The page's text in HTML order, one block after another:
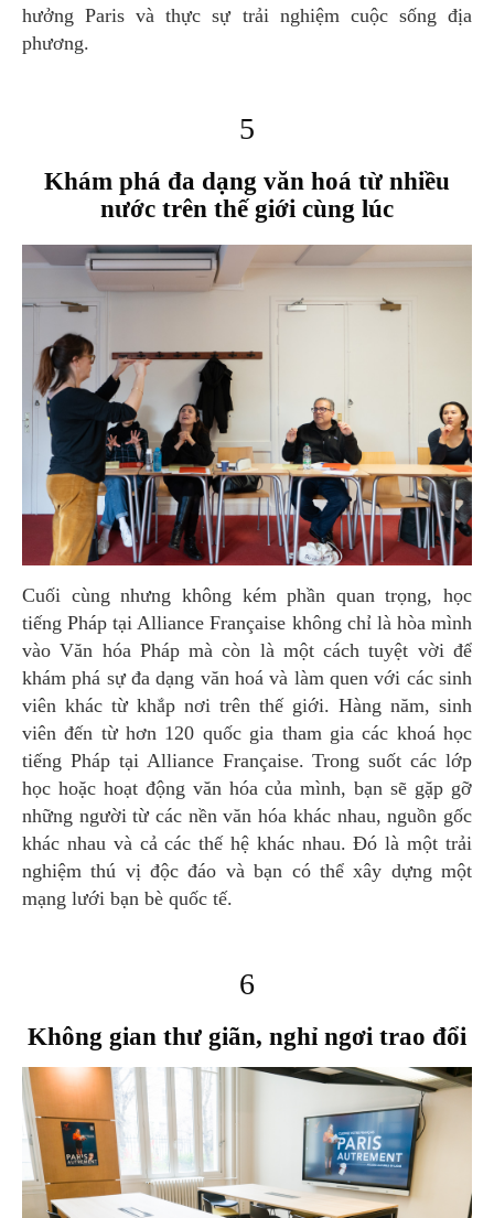
hưởng Paris và thực sự trải nghiệm cuộc sống địa
phương.
5
Khám phá đa dạng văn hoá từ nhiều
nước trên thế giới cùng lúc
Cuối cùng nhưng không kém phần quan trọng, học
tiếng Pháp tại Alliance Française không chỉ là hòa mình
vào Văn hóa Pháp mà còn là một cách tuyệt vời để
khám phá sự đa dạng văn hoá và làm quen với các sinh
viên khác từ khắp nơi trên thế giới. Hàng năm, sinh
viên đến từ hơn 120 quốc gia tham gia các khoá học
tiếng Pháp tại Alliance Française. Trong suốt các lớp
học hoặc hoạt động văn hóa của mình, bạn sẽ gặp gỡ
những người từ các nền văn hóa khác nhau, nguồn gốc
khác nhau và cả các thế hệ khác nhau. Đó là một trải
nghiệm thú vị độc đáo và bạn có thể xây dựng một
mạng lưới bạn bè quốc tế.
6
Không gian thư giãn, nghỉ ngơi trao đổi